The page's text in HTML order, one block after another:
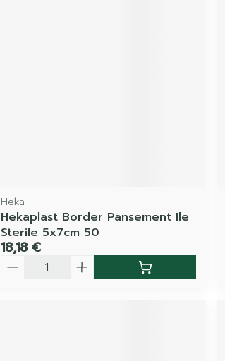
Heka
Hekaplast Border Pansement Ile
Sterile 5x7cm 50
18,18 €
Quantité